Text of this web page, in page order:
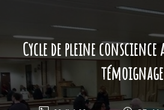
Cycle de pleine